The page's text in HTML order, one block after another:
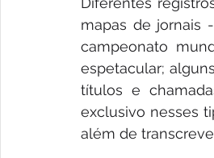
mapas de jornais
campeonato
espetacular;
títulos e
exclusivo nesses
além de